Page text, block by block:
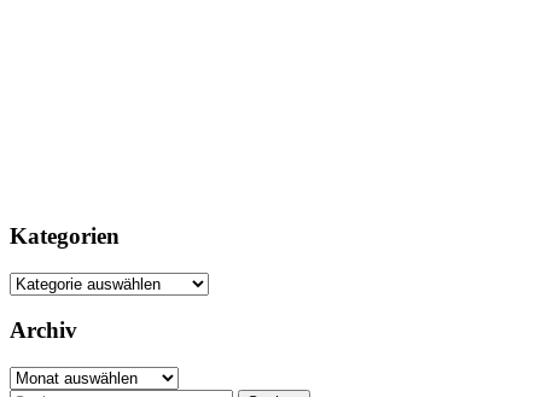
Kategorien
Kategorien
Archiv
Archiv